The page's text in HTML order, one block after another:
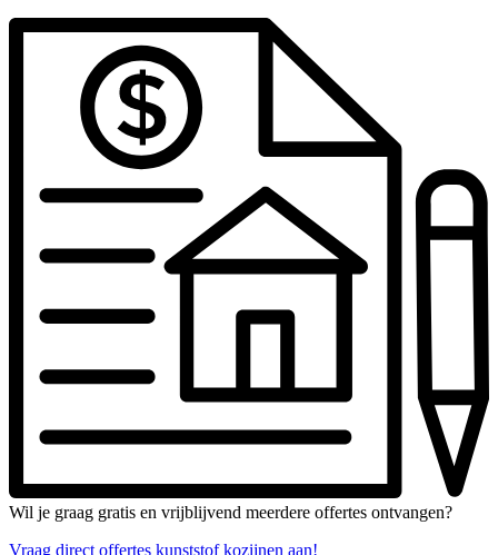
Wil je graag gratis en vrijblijvend meerdere offertes ontvangen?
Vraag direct offertes kunststof kozijnen aan!